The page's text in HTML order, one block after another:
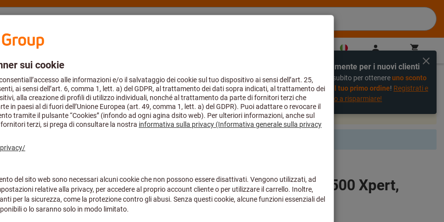
Group
% Esclusivamente per i nuovi clienti
Registrati subito per ottenereuno sconto
del 20% sul tuo primo ordine! Registrati e
inizia subito a risparmiare!
di protezione Abbigliamento di protezione monouso Tute da lavoro e camiciotti
compresi. Puoi continuare ad effettuare i tuoi ordini tramite eShop e saranno evasi dal nostro magazzino centrale come di
Tuta da lavoro Tipo 5/6 Tyvek® 500 Xpert,
bianco, Taglia unisex: S